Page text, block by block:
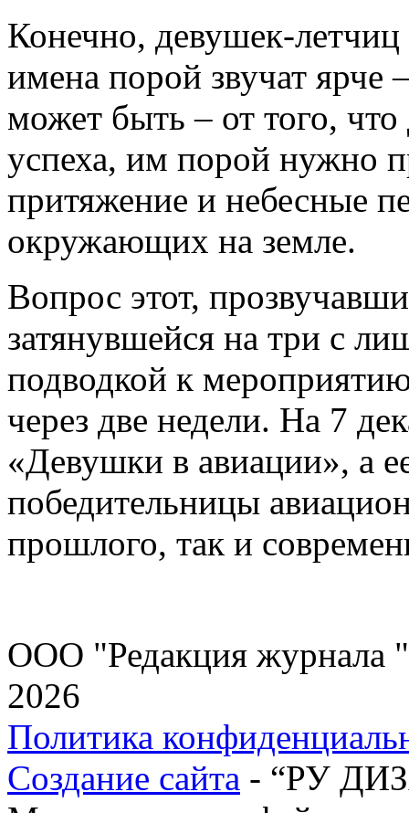
Конечно, девушек-
имена порой звучат
может быть – от того,
успеха, им порой нужно
притяжение и небесные
окружающих на земле.
Вопрос этот,
затянувшейся на три с
подводкой к
через две недели. На 7
«Девушки в авиации», а
победительницы
прошлого, так и
ООО "Редакция журнала
2026
Политика
Создание сайта - “РУ